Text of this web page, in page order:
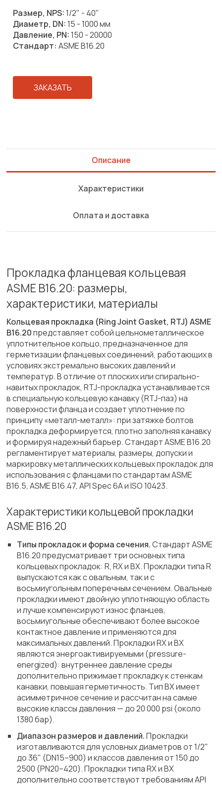
Размер, NPS:1/2" - 40"
Диаметр, DN:15 - 1000 мм
Давление, PN:150 - 20000
Стандарт: ASME B16.20
ЗАКАЗАТЬ
Описание
Характеристики
Оплата и доставка
Прокладка фланцевая кольцевая
ASME B16.20: размеры,
характеристики, материалы
Кольцевая прокладка (Ring Joint Gasket, RTJ) ASME
B16.20представляет собой цельнометаллическое
уплотнительное кольцо, предназначенное для
герметизации фланцевых соединений, работающих в
условиях экстремально высоких давлений и
температур. В отличие от плоских или спирально-
навитых прокладок, RTJ-прокладка устанавливается
в специальную кольцевую канавку (RTJ-паз) на
поверхности фланца и создает уплотнение по
принципу «металл-металл»: при затяжке болтов
прокладка деформируется, плотно заполняя канавку
и формируя надежный барьер. Стандарт ASME B16.20
регламентирует материалы, размеры, допуски и
маркировку металлических кольцевых прокладок для
использования с фланцами по стандартам ASME
B16.5, ASME B16.47, API Spec 6A и ISO 10423.
Характеристики кольцевой прокладки
ASME B16.20
Типы прокладок и форма сечения.Стандарт ASME
B16.20 предусматривает три основных типа
кольцевых прокладок: R, RX и BX. Прокладки типа R
выпускаются как с овальным, так и с
восьмиугольным поперечным сечением. Овальные
прокладки имеют двойную уплотняющую область
и лучше компенсируют износ фланцев,
восьмиугольные обеспечивают более высокое
контактное давление и применяются для
максимальных давлений. Прокладки RX и BX
являются энергоактивируемыми (pressure-
energized): внутреннее давление среды
дополнительно прижимает прокладку к стенкам
канавки, повышая герметичность. Тип BX имеет
асимметричное сечение и рассчитан на самые
высокие классы давления — до 20 000 psi (около
1380 бар).
Диапазон размеров и давлений.Прокладки
изготавливаются для условных диаметров от 1/2"
до 36" (DN15–900) и классов давления от 150 до
2500 (PN20–420). Прокладки типа RX и BX
дополнительно соответствуют требованиям API